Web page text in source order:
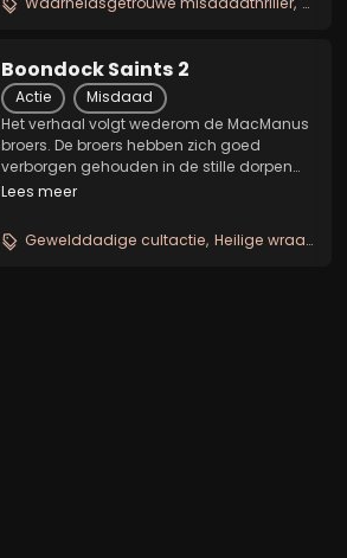
hun...
Boondock Saints 2
Actie
Misdaad
Het verhaal volgt wederom de MacManus
broers. De broers hebben zich goed
verborgen gehouden in de stille dorpen
van Ierland. Wanneer ze er echter achter
de maffia in Boston, komen de twee terug
om wraak te...
Lees meer
Gewelddadige cultactie Heilige wraaktocht